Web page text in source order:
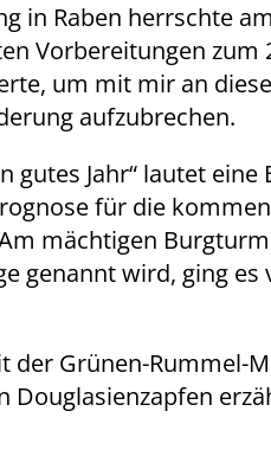
in Raben herrschte
Vorbereitungen
um mit mir an
aufzubrechen.
gutes Jahr“ lautet
für die
mächtigen
genannt wird, ging
Grünen-Rummel-